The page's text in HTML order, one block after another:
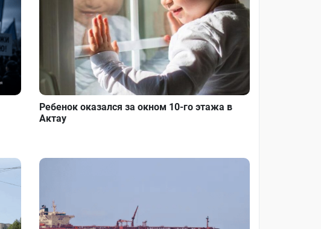
Ребенок оказался за окном 10-го этажа в
Актау